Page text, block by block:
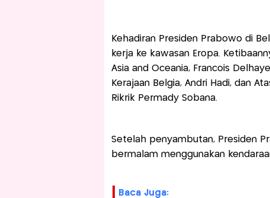
Kehadiran Presiden Prabowo di
kerja ke kawasan Eropa.
Asia and Oceania, François
Kerajaan Belgia, Andri Hadi, dan
Rikrik Permady Sobana.
Setelah penyambutan, Presiden
bermalam menggunakan
Baca Juga: